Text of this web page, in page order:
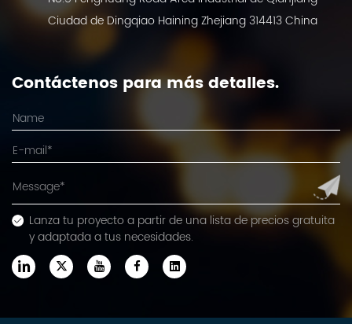
Ciudad de Dingqiao Haining Zhejiang 314413 China
Contáctenos para más detalles.
Lanza tu proyecto a partir de una lista de precios gratuita
y adaptada a tus necesidades.